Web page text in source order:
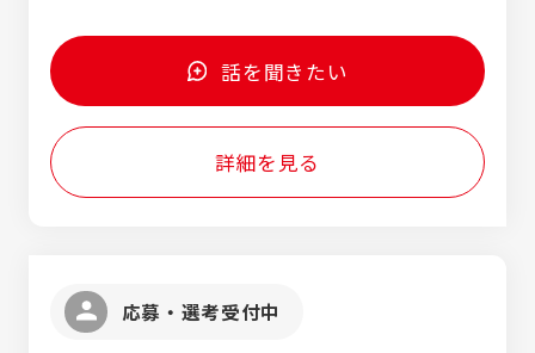
歩10分
話を聞きたい
詳細を見る
応募・選考受付中